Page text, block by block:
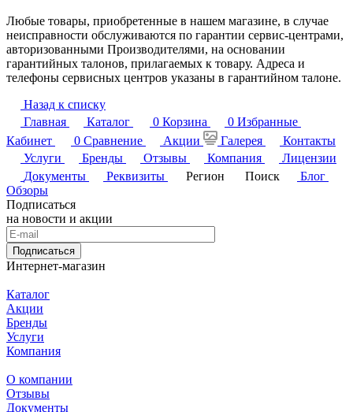
Любые товары, приобретенные в нашем магазине, в случае
неисправности обслуживаются по гарантии сервис-центрами,
авторизованными Производителями, на основании
гарантийных талонов, прилагаемых к товару. Адреса и
телефоны сервисных центров указаны в гарантийном талоне.
Назад к списку
Главная
Каталог 0 Корзина 0 Избранные
Кабинет
0 Сравнение Акции Галерея
Контакты
Услуги
Бренды Отзывы Компания
Лицензии
Документы
Реквизиты Регион Поиск
Блог
Обзоры
Подписаться
на новости и акции
Подписаться
Интернет-магазин
Каталог
Акции
Бренды
Услуги
Компания
О компании
Отзывы
Документы